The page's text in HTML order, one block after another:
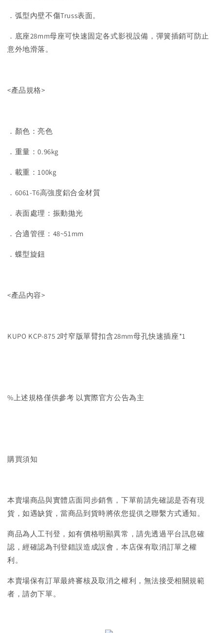
．弧型內壁不傷Truss表面。
．底座28mm母座可快速固定各式影視設備，彈簧插銷可防止
意外地滑落。
<產品規格>
．顏色：亮色
．重量：0.96kg
．載重：100kg
．6061-T6高強度鋁合金材質
．表面處理：振動拋光
．合適管徑：48~51mm
．蝶型旋鈕
<產品內容>
KUPO KCP-875 2吋窄版單臂扣含28mm母孔快速插座*1
%上述規格僅供參考 以實際官方公告為主
購買須知
本賣場商品與實體店面同步銷售，下單前請先確認是否有現
貨，如遇缺貨，當商品到貨時將依您提供之聯繫方式通知。
商品為人工刊登，如有價格明顯異常，請先透過平台訊息確
認，經確認為刊登錯誤造成誤會，本店保有取消訂單之權
利。
本賣場保有訂單最終審核及取消之權利，無法接受相關規範
者，請勿下單。